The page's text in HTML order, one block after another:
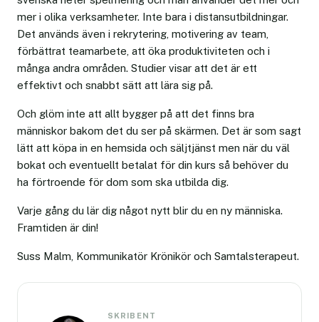
mer i olika verksamheter. Inte bara i distansutbildningar.
Det används även i rekrytering, motivering av team,
förbättrat teamarbete, att öka produktiviteten och i
många andra områden. Studier visar att det är ett
effektivt och snabbt sätt att lära sig på.
Och glöm inte att allt bygger på att det finns bra
människor bakom det du ser på skärmen. Det är som sagt
lätt att köpa in en hemsida och säljtjänst men när du väl
bokat och eventuellt betalat för din kurs så behöver du
ha förtroende för dom som ska utbilda dig.
Varje gång du lär dig något nytt blir du en ny människa.
Framtiden är din!
Suss Malm, Kommunikatör Krönikör och Samtalsterapeut.
SKRIBENT